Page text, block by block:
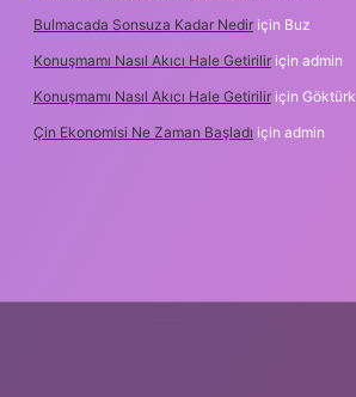
Bulmacada Sonsuza Kadar Nedir için Buz
Konuşmamı Nasıl Akıcı Hale Getirilir için admin
Konuşmamı Nasıl Akıcı Hale Getirilir için Göktürk
Çin Ekonomisi Ne Zaman Başladı için admin